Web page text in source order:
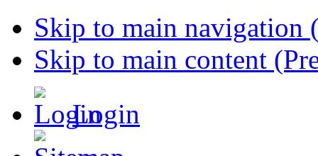
Skip to main navigation
Skip to main content
Login